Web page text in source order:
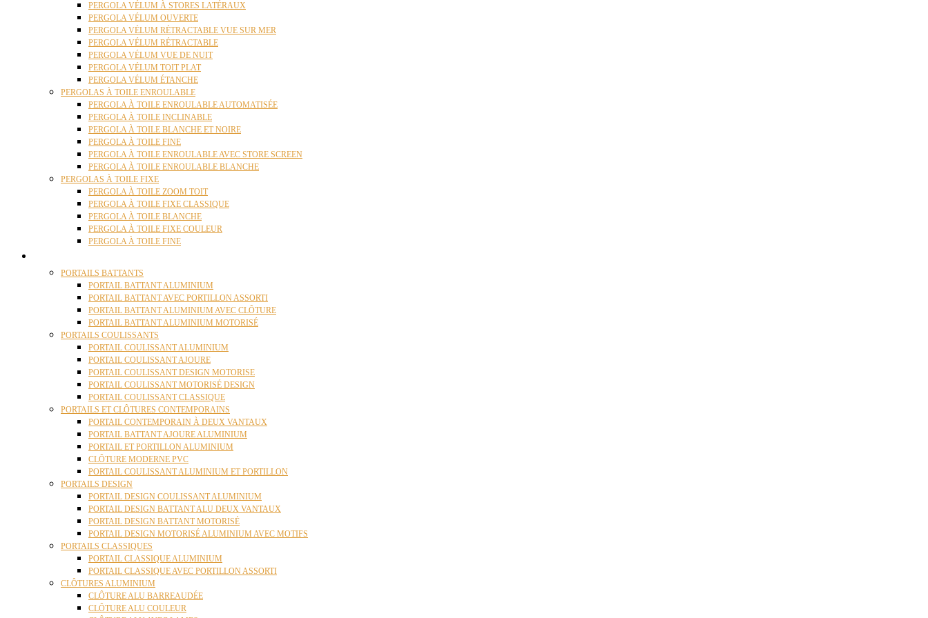
PERGOLA VÉLUM À STORES LATÉRAUX
PERGOLA VÉLUM OUVERTE
PERGOLA VÉLUM RÉTRACTABLE VUE SUR MER
PERGOLA VÉLUM RÉTRACTABLE
PERGOLA VÉLUM VUE DE NUIT
PERGOLA VÉLUM TOIT PLAT
PERGOLA VÉLUM ÉTANCHE
PERGOLAS À TOILE ENROULABLE
PERGOLA À TOILE ENROULABLE AUTOMATISÉE
PERGOLA À TOILE INCLINABLE
PERGOLA À TOILE BLANCHE ET NOIRE
PERGOLA À TOILE FINE
PERGOLA À TOILE ENROULABLE AVEC STORE SCREEN
PERGOLA À TOILE ENROULABLE BLANCHE
PERGOLAS À TOILE FIXE
PERGOLA À TOILE ZOOM TOIT
PERGOLA À TOILE FIXE CLASSIQUE
PERGOLA À TOILE BLANCHE
PERGOLA À TOILE FIXE COULEUR
PERGOLA À TOILE FINE
PORTAILS BATTANTS
PORTAIL BATTANT ALUMINIUM
PORTAIL BATTANT AVEC PORTILLON ASSORTI
PORTAIL BATTANT ALUMINIUM AVEC CLÔTURE
PORTAIL BATTANT ALUMINIUM MOTORISÉ
PORTAILS COULISSANTS
PORTAIL COULISSANT ALUMINIUM
PORTAIL COULISSANT AJOURE
PORTAIL COULISSANT DESIGN MOTORISE
PORTAIL COULISSANT MOTORISÉ DESIGN
PORTAIL COULISSANT CLASSIQUE
PORTAILS ET CLÔTURES CONTEMPORAINS
PORTAIL CONTEMPORAIN À DEUX VANTAUX
PORTAIL BATTANT AJOURE ALUMINIUM
PORTAIL ET PORTILLON ALUMINIUM
CLÔTURE MODERNE PVC
PORTAIL COULISSANT ALUMINIUM ET PORTILLON
PORTAILS DESIGN
PORTAIL DESIGN COULISSANT ALUMINIUM
PORTAIL DESIGN BATTANT ALU DEUX VANTAUX
PORTAIL DESIGN BATTANT MOTORISÉ
PORTAIL DESIGN MOTORISÉ ALUMINIUM AVEC MOTIFS
PORTAILS CLASSIQUES
PORTAIL CLASSIQUE ALUMINIUM
PORTAIL CLASSIQUE AVEC PORTILLON ASSORTI
CLÔTURES ALUMINIUM
CLÔTURE ALU BARREAUDÉE
CLÔTURE ALU COULEUR